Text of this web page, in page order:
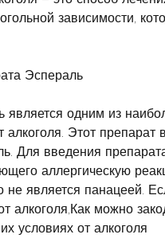
зависимости,
Эспераль
является одним из
алкоголя. Этот препарат
Для введения
аллергическую
не является панацеей.
алкоголя,Как можно
условиях от алкоголя